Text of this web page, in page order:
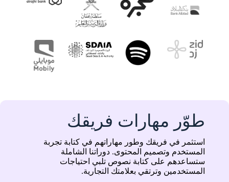
طوّر مهارات فريقك
استثمر في فريقك وطور مهاراتهم في كتابة تجربة
المستخدم وتصميم المحتوى. دوراتنا الشاملة
ستساعدهم على كتابة نصوص تلبي احتياجات
المستخدمين وترتقي بعلامتك التجارية.